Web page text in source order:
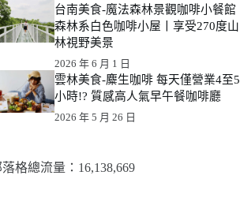
台南美食-魔法森林景觀咖啡小餐館
森林系白色咖啡小屋丨享受270度山
林視野美景
2026 年 6 月 1 日
雲林美食-麋生咖啡 每天僅營業4至5
小時!? 質感高人氣早午餐咖啡廳
2026 年 5 月 26 日
格總流量：​16,138,669